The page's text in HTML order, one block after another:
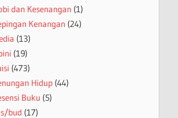
dan Kesenangan (1)
Kenangan (24)
(13)
(19)
(473)
Hidup(44)
Buku (5)
bud (17)